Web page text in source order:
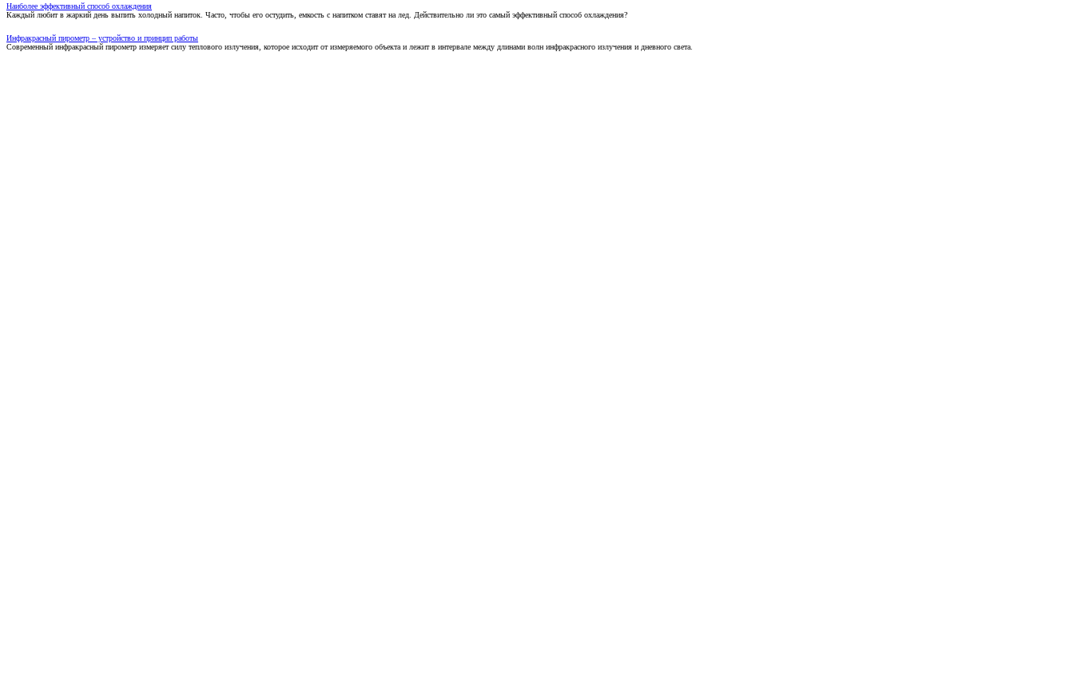
Наиболее эффективный способ охлаждения
Каждый любит в жаркий день выпить холодный напиток. Часто, чтобы его остудить, емкость с напитком ставят на лед. Действительно ли это самый эффективный способ охлаждения?
Инфракрасный пирометр – устройство и принцип работы
Современный инфракрасный пирометр измеряет силу теплового излучения, которое исходит от измеряемого объекта и лежит в интервале между длинами волн инфракрасного излучения и дневного света.